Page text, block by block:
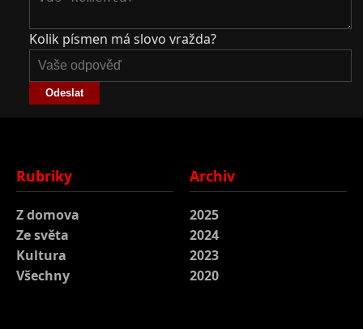
Kolik písmen má slovo vražda?
Odeslat
Rubriky
Z domova
Ze světa
Kultura
Všechny
Archiv
2025
2024
2023
2020